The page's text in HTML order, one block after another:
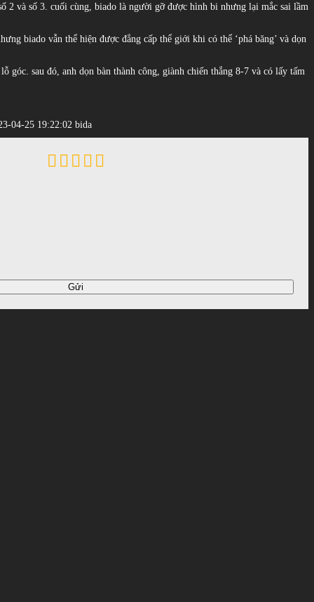
2 và số 3. cuối cùng, biado là người gỡ được hình bi nhưng lại mắc sai lầm
biado vẫn thể hiện được đẳng cấp thể giới khi có thể ‘phá băng’ và dọn
sau đó, anh dọn bàn thành công, giành chiến thắng 8-7 và có lấy tấm
04-25 19:22:02 bida
Gửi